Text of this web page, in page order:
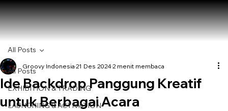
All Posts
EXHIBITION & TRADING
LAUNCHING & ACTIVATION
All Posts
Ide Backdrop Panggung Kreatif
untuk Berbagai Acara
Groovy Indonesia 21 Des 20242 menit membaca